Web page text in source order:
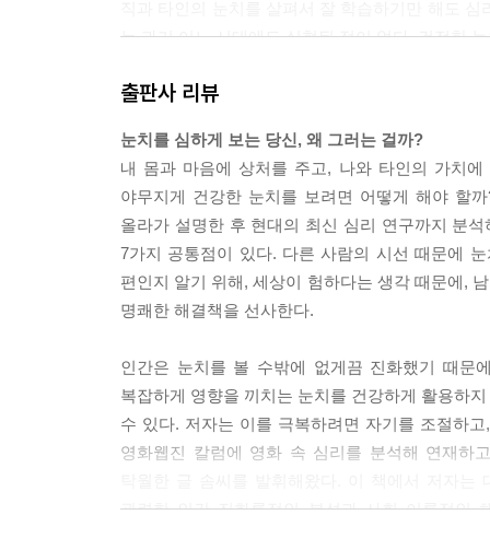
내 편이 아니면 적이라는 이분법 | 방법1_생각의
도전하기
special box 3 MIT 미디어랩과 두뇌 증강, 그리고 눈
25. 인생의 불확실성 수용하기
집착하면 관계를 해치는 눈치만 생긴다 | 관계 대
26. 삶의 가치에 따라 행동하기
됐어, 여기서 그만둬_한계 선택하기 | 눈치에도 나
27. 눈치의 비밀을 풀어내는 3가지 질문
에필로그 눈치꾼과 영웅 사이에 균형을 잡자
주
『왜 나는 늘 눈치를 보는 걸까』 저자와의 인터뷰
는 과거 어느 시대에도 실현된 적이 없다. 건전한
서는 각 개인이 잘못된 눈치와 불필요한 눈치를
성과와 관련 있는 상황에서는 필요할 때 눈치를
문에 생길 수 있는 문제에 대처하려면 ‘성과 상황=
심 메시지 중 하나다. ‘왜 나는 피곤하게 남의 눈
해서 다시 한 번 생각해보기를 권한다. 눈치는 단
은 다른 사람들과 함께 어울리며 살아가기 위해
면 오해다. 남의 눈치 따위는 안중에도 없는 사람
반으로 눈치를 보는 ‘나’는 그저 사람답게 살아보
눈치가 곧 대인지능의 전부인 때는 어려서 뭘 모
아차리는 데 의식적이고 체계화된 인식이 보태지
은 누구나 개인적인 심리이론을 가지고 있다.”라
출판사 리뷰
눈치를 심하게 보는 당신, 왜 그러는 걸까?
내 몸과 마음에 상처를 주고, 나와 타인의 가치
야무지게 건강한 눈치를 보려면 어떻게 해야 할
올라가 설명한 후 현대의 최신 심리 연구까지 분
7가지 공통점이 있다. 다른 사람의 시선 때문에
편인지 알기 위해, 세상이 험하다는 생각 때문에,
명쾌한 해결책을 선사한다.
인간은 눈치를 볼 수밖에 없게끔 진화했기 때문
복잡하게 영향을 끼치는 눈치를 건강하게 활용하
수 있다. 저자는 이를 극복하려면 자기를 조절하
영화웹진 칼럼에 영화 속 심리를 분석해 연재하
관련한 인간 진화론적인 분석과 사회 이론적인